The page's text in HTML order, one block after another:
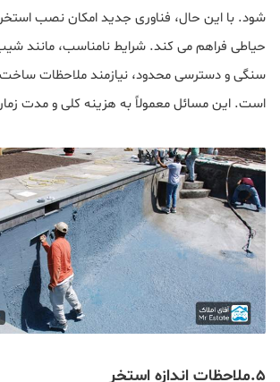
شود. با این حال، فناوری جدید امکان نصب استخر
حیاطی فراهم می کند. شرایط نامناسب، مانند
سنگی و دسترسی محدود، نیازمند ملاحظات
است. این مسائل معمولاً به هزینه کلی و مدت زمان
۵.ملاحظات اندازه استخر